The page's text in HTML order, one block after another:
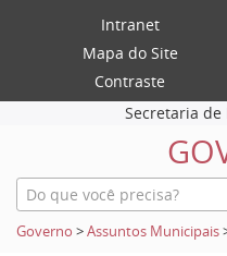
Intranet
Mapa do Site
Contraste
Secretaria de
Governo >Assuntos Municipais